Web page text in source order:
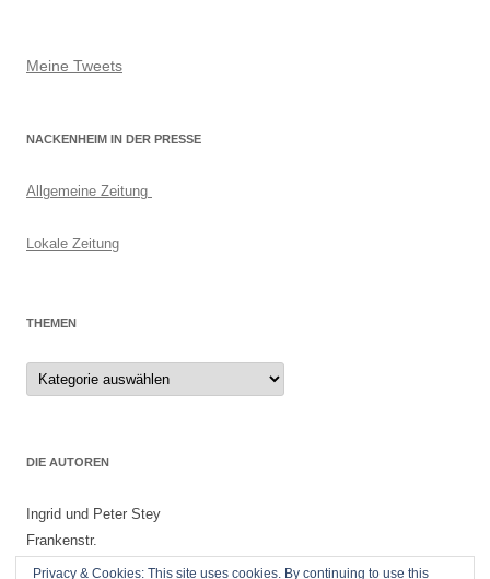
Meine Tweets
NACKENHEIM IN DER PRESSE
Allgemeine Zeitung
Lokale Zeitung
THEMEN
Themen
DIE AUTOREN
Ingrid und Peter Stey
Frankenstr.
55299 Nackenheim
Privacy & Cookies: This site uses cookies. By continuing to use this